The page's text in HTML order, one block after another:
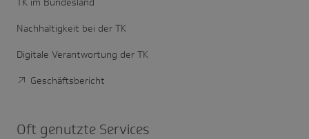
Nachhaltigkeit bei der TK
Digitale Verantwortung der TK
Geschäftsbericht
Oft genutzte Services